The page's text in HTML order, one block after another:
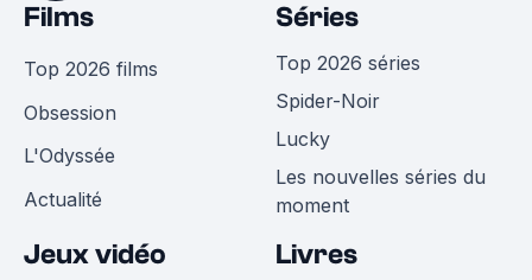
Films
Top 2026 films
Obsession
L'Odyssée
Actualité
Séries
Top 2026 séries
Spider-Noir
Lucky
Les nouvelles séries du
moment
Jeux vidéo Livres